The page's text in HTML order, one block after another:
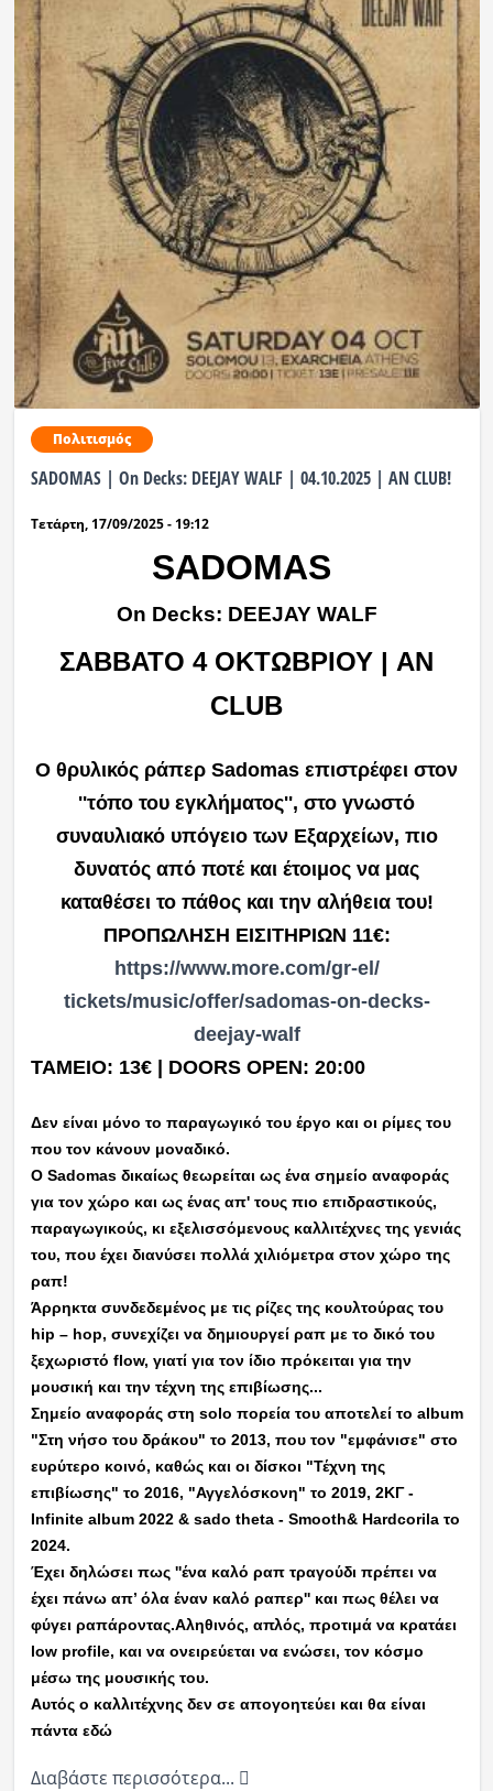
Πολιτισμός
SADOMAS | Οn Decks: DEEJAY WALF | 04.10.2025 | AN CLUB!
Τετάρτη, 17/09/2025 - 19:12
SADOMAS
Οn Decks: DEEJAY WALF
ΣΑΒΒΑΤΟ 4 ΟΚΤΩΒΡΙΟΥ | AN
CLUB
O θρυλικός ράπερ Sadomas επιστρέφει στον
''τόπο του εγκλήματος'', στο γνωστό
συναυλιακό υπόγειο των Εξαρχείων, πιο
δυνατός από ποτέ και έτοιμος να μας
καταθέσει το πάθος και την αλήθεια του!‍
ΠΡΟΠΩΛΗΣΗ ΕΙΣΙΤΗΡΙΩΝ 11€:
https://www.more.com/gr-el/
tickets/music/offer/sadomas-on-decks-
deejay-walf
ΤΑΜΕΙΟ: 13€ | DOORS OPEN: 20:00
Δεν είναι μόνο το παραγωγικό του έργο και οι ρίμες του
που τον κάνουν μοναδικό.
Ο Sadomas δικαίως θεωρείται ως ένα σημείο αναφοράς
για τον χώρο και ως ένας απ' τους πιο επιδραστικούς,
παραγωγικούς, κι εξελισσόμενους καλλιτέχνες της γενιάς
του, που έχει διανύσει πολλά χιλιόμετρα στον χώρο της
ραπ!
Άρρηκτα συνδεδεμένος με τις ρίζες της κουλτούρας του
hip – hop, συνεχίζει να δημιουργεί ραπ με το δικό του
ξεχωριστό flow, γιατί για τον ίδιο πρόκειται για την
μουσική και την τέχνη της επιβίωσης... ‍
Σημείο αναφοράς στη solo πορεία του αποτελεί το album
"Στη νήσο του δράκου" το 2013, που τον "εμφάνισε" στο
ευρύτερο κοινό, καθώς και οι δίσκοι "Τέχνη της
επιβίωσης" το 2016, "Αγγελόσκονη" το 2019, 2ΚΓ -
Infinite album 2022 & sado theta - Smooth& Hardcorila το
2024.‍
Έχει δηλώσει πως ''ένα καλό ραπ τραγούδι πρέπει να
έχει πάνω απ’ όλα έναν καλό ραπερ'' και πως θέλει να
φύγει ραπάροντας.‍Αληθινός, απλός, προτιμά να κρατάει
low profile, και να ονειρεύεται να ενώσει, τον κόσμο
μέσω της μουσικής του.
Αυτός ο καλλιτέχνης δεν σε απογοητεύει και θα είναι
πάντα εδώ
Διαβάστε περισσότερα...